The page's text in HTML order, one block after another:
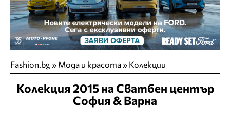
Fashion.bg» Мода и красота» Колекции
Колекция 2015 на Сватбен център
София & Варна